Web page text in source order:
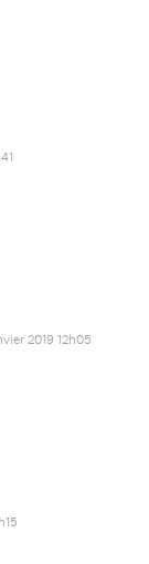
2019 12h05